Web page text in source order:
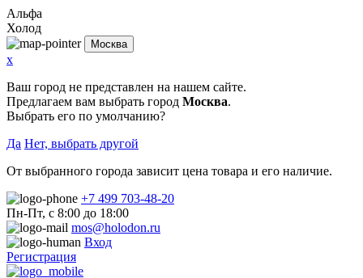
Альфа
Холод
Москва
x
Ваш город не представлен на нашем сайте.
Предлагаем вам выбрать город Москва.
Выбрать его по умолчанию?
Да Нет, выбрать другой
От выбранного города зависит цена товара и его наличие.
+7 499 703-48-20
Пн-Пт, с 8:00 до 18:00
mos@holodon.ru
Вход
Регистрация